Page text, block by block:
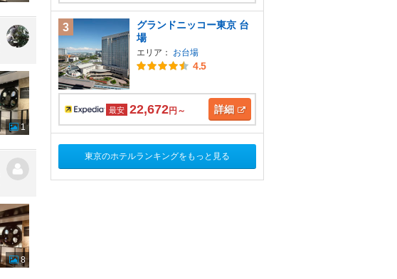
1
8
3
グランドニッコー東京 台
場
エリア： お台場
4.5
最安 22,672円～ 詳細
東京のホテルランキングをもっと見る